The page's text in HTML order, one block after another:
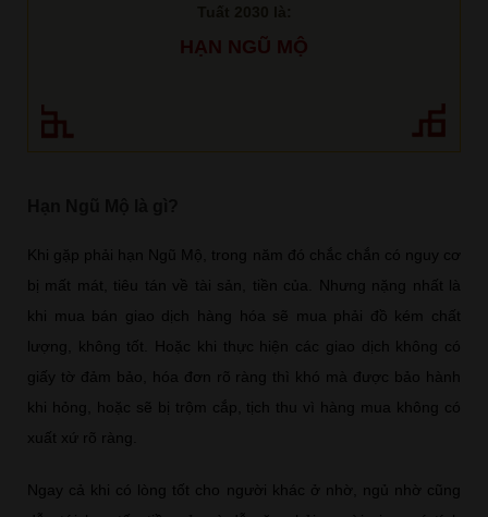
HẠN NGŨ MỘ
Khi gặp phải hạn Ngũ Mộ, trong năm đó chắc chắn có nguy cơ
bị mất mát, tiêu tán về tài sản, tiền của. Nhưng nặng nhất là
khi mua bán giao dịch hàng hóa sẽ mua phải đồ kém chất
lượng, không tốt. Hoặc khi thực hiện các giao dịch không có
giấy tờ đảm bảo, hóa đơn rõ ràng thì khó mà được bảo hành
khi hỏng, hoặc sẽ bị trộm cắp, tịch thu vì hàng mua không có
xuất xứ rõ ràng.
Ngay cả khi có lòng tốt cho người khác ở nhờ, ngủ nhờ cũng